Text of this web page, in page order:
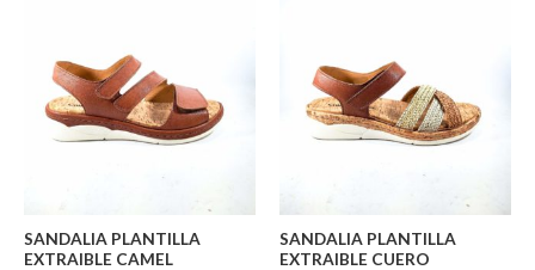
SANDALIA PLANTILLA
EXTRAIBLE CAMEL
SANDALIA PLANTILLA
EXTRAIBLE CUERO